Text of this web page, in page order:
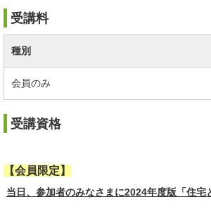
受講料
種別
会員のみ
受講資格
【会員限定】
当日、参加者のみなさまに2024年度版「住